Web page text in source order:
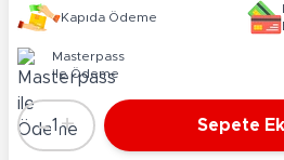
Kapıda Ödeme
Masterpass
ile Ödeme
Adet
-1 + Sepete